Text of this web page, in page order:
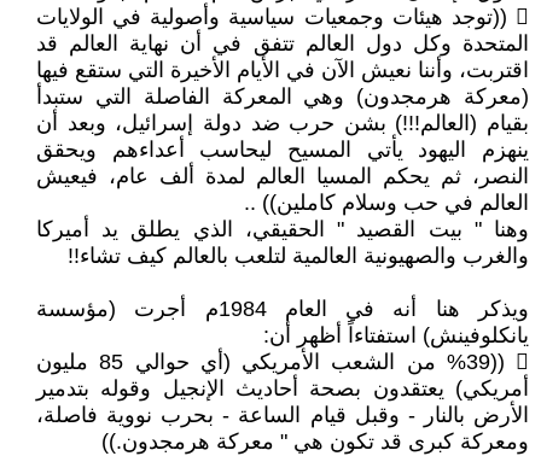
 ((توجد هيئات وجمعيات سياسية وأصولية في الولايات
المتحدة وكل دول العالم تتفق في أن نهاية العالم قد
اقتربت، وأننا نعيش الآن في الأيام الأخيرة التي ستقع فيها
(معركة هرمجدون) وهي المعركة الفاصلة التي ستبدأ
بقيام (العالم!!!) بشن حرب ضد دولة إسرائيل، وبعد أن
ينهزم اليهود يأتي المسيح ليحاسب أعداءهم ويحقق
النصر، ثم يحكم المسيا العالم لمدة ألف عام، فيعيش
العالم في حب وسلام كاملين)) ..
وهنا " بيت القصيد " الحقيقي، الذي يطلق يد أميركا
والغرب والصهيونية العالمية لتلعب بالعالم كيف تشاء!!
ويذكر هنا أنه في العام 1984م أجرت (مؤسسة
يانكلوفينش) استفتاءاً أظهر أن:
 ((%39 من الشعب الأمريكي (أي حوالي 85 مليون
أمريكي) يعتقدون بصحة أحاديث الإنجيل وقوله بتدمير
الأرض بالنار - وقبل قيام الساعة - بحرب نووية فاصلة،
ومعركة كبرى قد تكون هي " معركة هرمجدون.))